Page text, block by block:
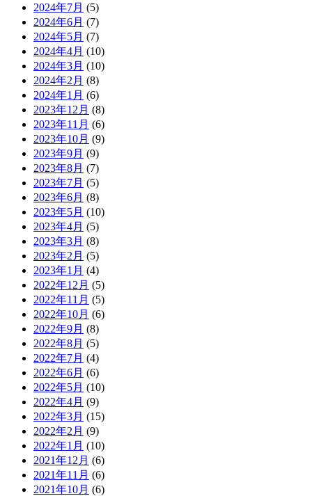
2024年7月 (5)
2024年6月 (7)
2024年5月 (7)
2024年4月 (10)
2024年3月 (10)
2024年2月 (8)
2024年1月 (6)
2023年12月 (8)
2023年11月 (6)
2023年10月 (9)
2023年9月 (9)
2023年8月 (7)
2023年7月 (5)
2023年6月 (8)
2023年5月 (10)
2023年4月 (5)
2023年3月 (8)
2023年2月 (5)
2023年1月 (4)
2022年12月 (5)
2022年11月 (5)
2022年10月 (6)
2022年9月 (8)
2022年8月 (5)
2022年7月 (4)
2022年6月 (6)
2022年5月 (10)
2022年4月 (9)
2022年3月 (15)
2022年2月 (9)
2022年1月 (10)
2021年12月 (6)
2021年11月 (6)
2021年10月 (6)